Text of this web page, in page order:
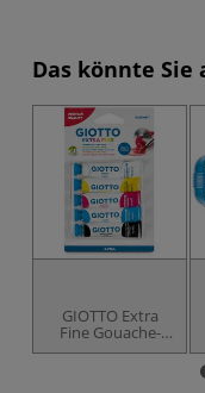
Das könnte
GIOTTO Extra
Fine Gouache-
Farben 5er- Set